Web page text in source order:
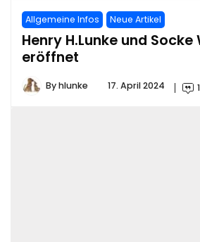
Allgemeine Infos Neue Artikel
Henry H.Lunke und
eröffnet
Byhlunke 17. April 2024 1